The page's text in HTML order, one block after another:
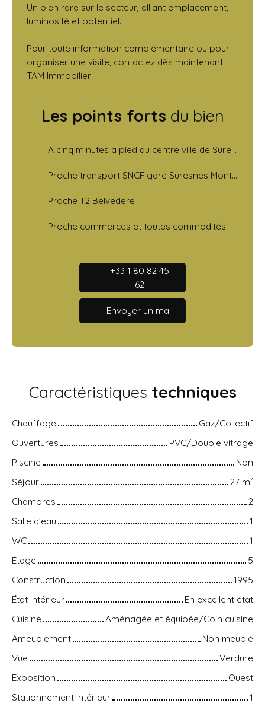
Un bien rare sur le secteur, alliant emplacement,
luminosité et potentiel.
Pour toute information complémentaire ou pour
organiser une visite, contactez dès maintenant
TAM Immobilier.
Les points forts du bien
A cinq minutes a pied du centre ville de Suresnes
Proche transport SNCF gare Suresnes Mont Valerien
Proche T2 Belvedere
Proche commerces et toutes commodités
+33 1 80 82 45
62
Envoyer un mail
Caractéristiques techniques
Chauffage
Gaz/Collectif
Ouvertures
PVC/Double vitrage
Piscine
Non
Séjour
27 m²
Chambres
2
Salle d'eau
1
WC
1
Étage
5
Construction
1995
État intérieur
En excellent état
Cuisine
Aménagée et équipée/Coin cuisine
Ameublement
Non meublé
Vue
Verdure
Exposition
Ouest
Stationnement intérieur
1